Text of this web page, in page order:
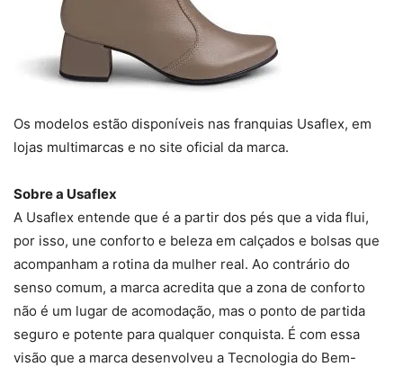
Os modelos estão disponíveis nas franquias Usaflex, em
lojas multimarcas e no site oficial da marca.
Sobre a Usaflex
A Usaflex entende que é a partir dos pés que a vida flui,
por isso, une conforto e beleza em calçados e bolsas que
acompanham a rotina da mulher real. Ao contrário do
senso comum, a marca acredita que a zona de conforto
não é um lugar de acomodação, mas o ponto de partida
seguro e potente para qualquer conquista. É com essa
visão que a marca desenvolveu a Tecnologia do Bem-